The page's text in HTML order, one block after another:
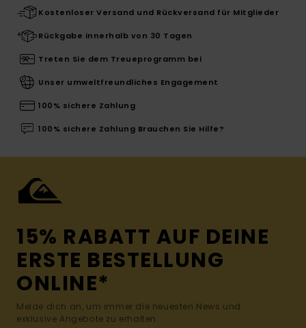
Kostenloser Versand und Rückversand für Mitglieder
Rückgabe innerhalb von 30 Tagen
Treten Sie dem Treueprogramm bei
Unser umweltfreundliches Engagement
100% sichere Zahlung
100% sichere Zahlung Brauchen Sie Hilfe?
15% RABATT AUF DEINE
ERSTE BESTELLUNG
ONLINE*
Melde dich an, um immer die neuesten News und
exklusive Angebote zu erhalten.